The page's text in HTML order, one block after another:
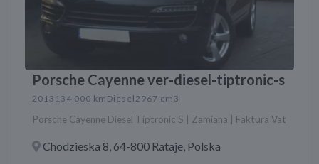
Porsche Cayenne ver-diesel-tiptronic-s
2013 134 000 km Diesel2967 cm3
Porsche Cayenne Diesel Tiptronic S | Zamiana | Faktura Vat
Chodzieska 8, 64-800 Rataje, Polska